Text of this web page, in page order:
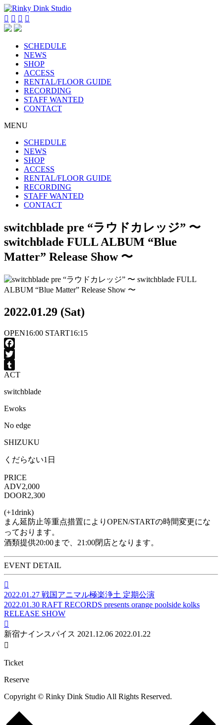
   
SCHEDULE
NEWS
SHOP
ACCESS
RENTAL/FLOOR GUIDE
RECORDING
STAFF WANTED
CONTACT
MENU
SCHEDULE
NEWS
SHOP
ACCESS
RENTAL/FLOOR GUIDE
RECORDING
STAFF WANTED
CONTACT
switchblade pre “ラウドカレッジ” 〜
switchblade FULL ALBUM “Blue
Matter” Release Show 〜
2022.01.29 (Sat)
OPEN16:00 START16:15
Facebook
Twitter
Tumblr
ACT
switchblade
Ewoks
No edge
SHIZUKU
くだらない1日
PRICE
ADV2,000
DOOR2,300
(+1drink)
まん延防止等重点措置によりOPEN/STARTの時間変更にな
っております。
酒類提供20:00まで、21:00閉店となります。
EVENT DETAIL

2022.01.27 戦国アニマル極楽浄土 定期公演
2022.01.30 RAFT RECORDS presents orange poolside kolks
RELEASE SHOW

新宿ナインスパイス 2021.12.06 2022.01.22

Ticket
Reserve
Copyright © Rinky Dink Studio All Rights Reserved.